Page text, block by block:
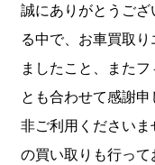
誠にありがとうご
る中で、お車買取
ましたこと、また
とも合わせて感謝
非ご利用ください
の買い取りも行っ